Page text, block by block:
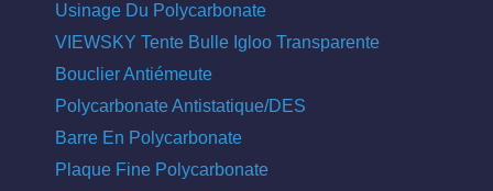
Usinage Du Polycarbonate
VIEWSKY Tente Bulle Igloo Transparente
Bouclier Antiémeute
Polycarbonate Antistatique/DES
Barre En Polycarbonate
Plaque Fine Polycarbonate